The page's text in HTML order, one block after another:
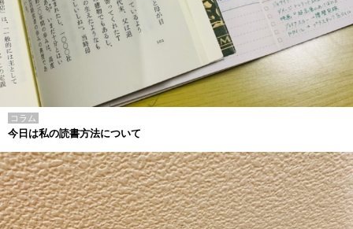
コラム
今日は私の読書方法について